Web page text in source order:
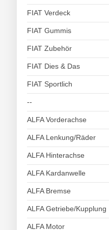
FIAT Verdeck
FIAT Gummis
FIAT Zubehör
FIAT Dies & Das
FIAT Sportlich
--
ALFA Vorderachse
ALFA Lenkung/Räder
ALFA Hinterachse
ALFA Kardanwelle
ALFA Bremse
ALFA Getriebe/Kupplung
ALFA Motor